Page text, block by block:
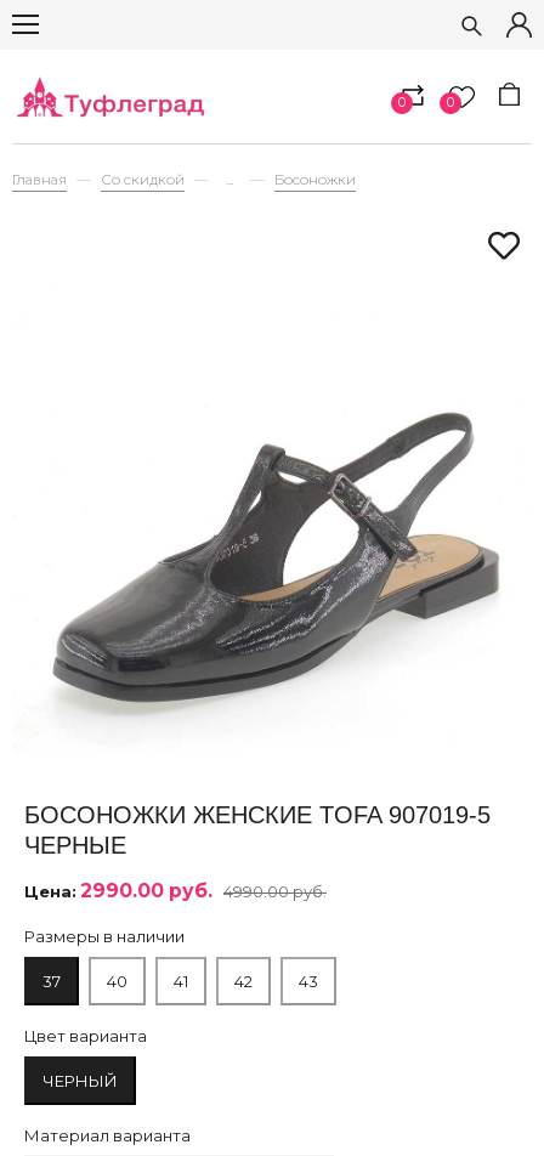
0 0
Главная Со скидкой ... Босоножки
БОСОНОЖКИ ЖЕНСКИЕ TOFA 907019-5
ЧЕРНЫЕ
Цена: 2990.00 руб. 4990.00 руб.
Размеры в наличии
37 40 41 42 43
Цвет варианта
ЧЕРНЫЙ
Материал варианта